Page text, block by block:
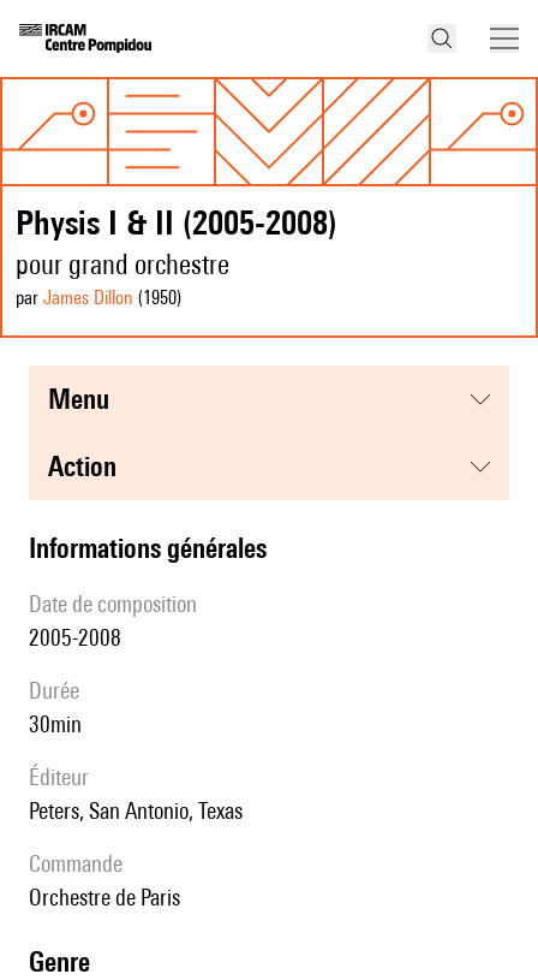
Physis I & II (2005-2008)
pour grand orchestre
par James Dillon (1950)
menu
action
informations générales
date de composition
2005-2008
durée
30min
éditeur
Peters, San Antonio, Texas
Commande
Orchestre de Paris
genre